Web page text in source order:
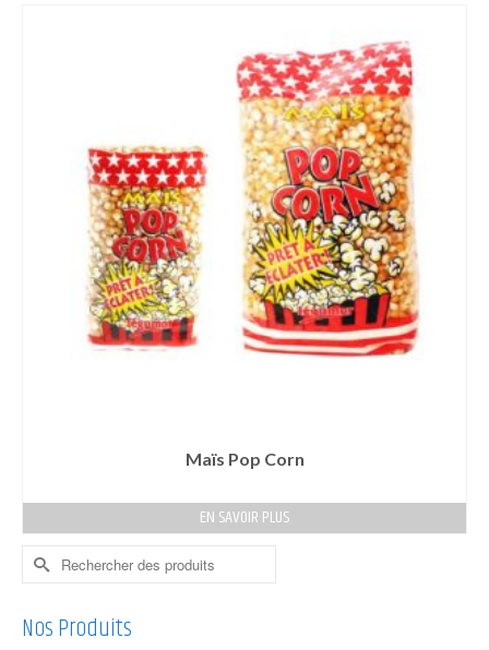
Maïs Pop Corn
EN SAVOIR PLUS
Rechercher :
Nos Produits